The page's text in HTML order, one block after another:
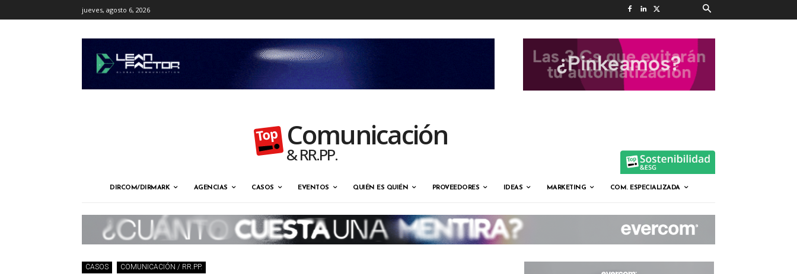
jueves, agosto 6, 2026
Comunicación
& RR.PP.
DIRCOM/DIRMARK AGENCIAS CASOS EVENTOS QUIÉN ES QUIÉN PROVEEDORES IDEAS MARKETING COM. ESPECIALIZADA
CASOS COMUNICACIÓN / RR.PP.